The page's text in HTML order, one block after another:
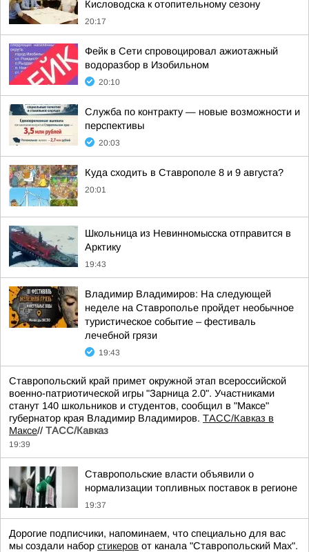
Кисловодска к отопительному сезону
20:17
Фейк в Сети спровоцировал ажиотажный
водоразбор в Изобильном
20:10
Служба по контракту — новые возможности и
перспективы
20:03
Куда сходить в Ставрополе 8 и 9 августа?
20:01
Школьница из Невинномысска отправится в
Арктику
19:43
Владимир Владимиров: На следующей
неделе на Ставрополье пройдет необычное
туристическое событие – фестиваль
лечебной грязи
19:43
Ставропольский край примет окружной этап всероссийской
военно-патриотической игры "Зарница 2.0". Участниками
станут 140 школьников и студентов, сообщил в "Максе"
губернатор края Владимир Владимиров. ТАСС/Кавказ в
Максе// ТАСС/Кавказ
19:39
Ставропольские власти объявили о
нормализации топливных поставок в регионе
19:37
Дорогие подписчики, напоминаем, что специально для вас
мы создали набор стикеров от канала "Ставропольский Max".